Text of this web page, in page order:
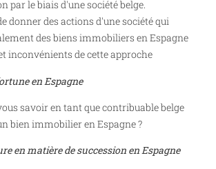
par le biais d'une société belge.
donner des actions d'une société qui
des biens immobiliers en Espagne
inconvénients de cette approche
en Espagne
savoir en tant que contribuable belge
bien immobilier en Espagne ?
en matière de succession en Espagne